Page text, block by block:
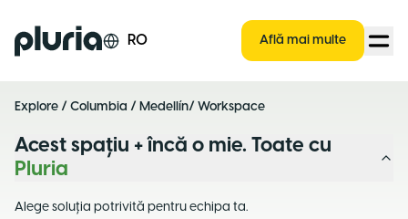
Logo Pluria RO Află mai multe
Explore / Columbia / Medellín/ Workspace
Acest spațiu + încă o mie. Toate cu
Pluria
Alege soluția potrivită pentru echipa ta.